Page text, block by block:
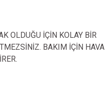
OLDUĞU İÇİN KOLAY BİR
BAKIM İÇİN HAVA